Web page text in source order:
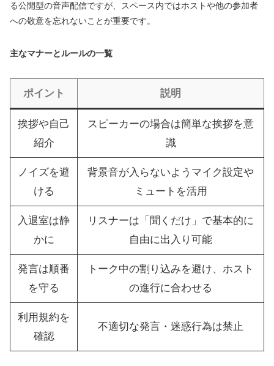
る公開型の音声配信ですが、スペース内ではホストや他の参加者
への敬意を忘れないことが重要です。
主なマナーとルールの一覧
ポイント 説明
挨拶や自己
紹介
スピーカーの場合は簡単な挨拶を意
識
ノイズを避
ける
背景音が入らないようマイク設定や
ミュートを活用
入退室は静
かに
リスナーは「聞くだけ」で基本的に
自由に出入り可能
発言は順番
を守る
トーク中の割り込みを避け、ホスト
の進行に合わせる
利用規約を
確認
不適切な発言・迷惑行為は禁止